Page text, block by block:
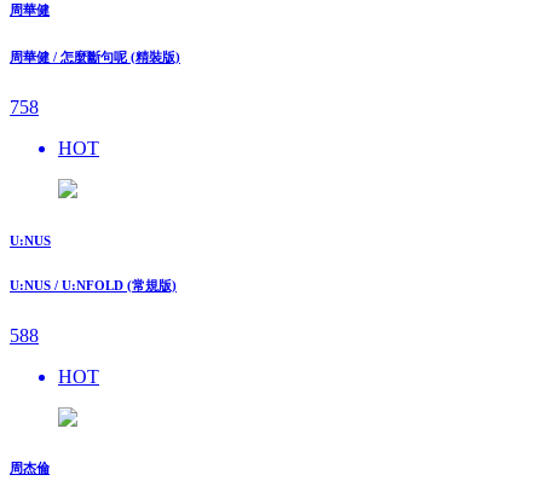
周華健
周華健 / 怎麼斷句呢 (精裝版)
758
HOT
U:NUS
U:NUS / U:NFOLD (常規版)
588
HOT
周杰倫